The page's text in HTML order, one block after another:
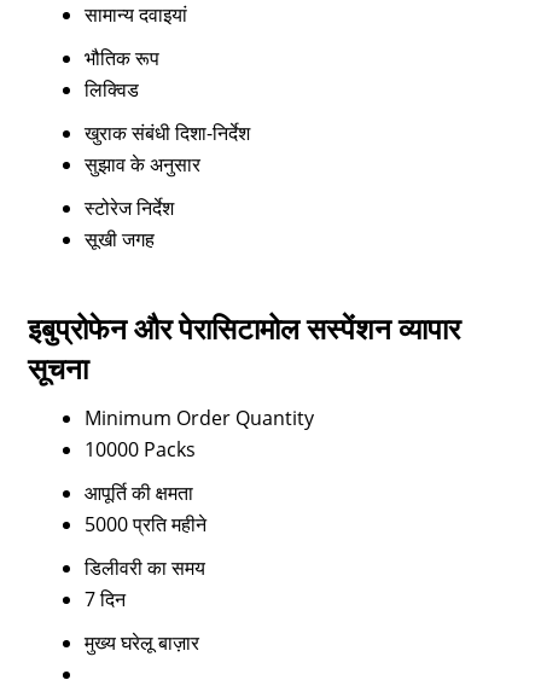
सामान्य दवाइयां
भौतिक रूप
लिक्विड
खुराक संबंधी दिशा-निर्देश
सुझाव के अनुसार
स्टोरेज निर्देश
सूखी जगह
इबुप्रोफेन और पेरासिटामोल सस्पेंशन व्यापार
सूचना
Minimum Order Quantity
10000 Packs
आपूर्ति की क्षमता
5000 प्रति महीने
डिलीवरी का समय
7 दिन
मुख्य घरेलू बाज़ार